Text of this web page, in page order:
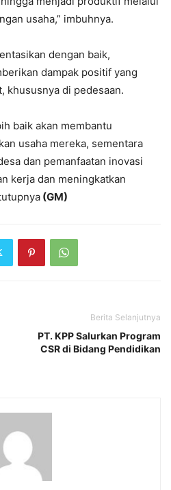
usaha,” imbuhnya.
dengan baik,
dampak positif yang
khususnya di pedesaan.
baik akan membantu
usaha mereka, sementara
dan pemanfaatan inovasi
kerja dan meningkatkan
(GM)
Berita Selanjutnya
PT. KPP Salurkan Program
CSR di Bidang Pendidikan